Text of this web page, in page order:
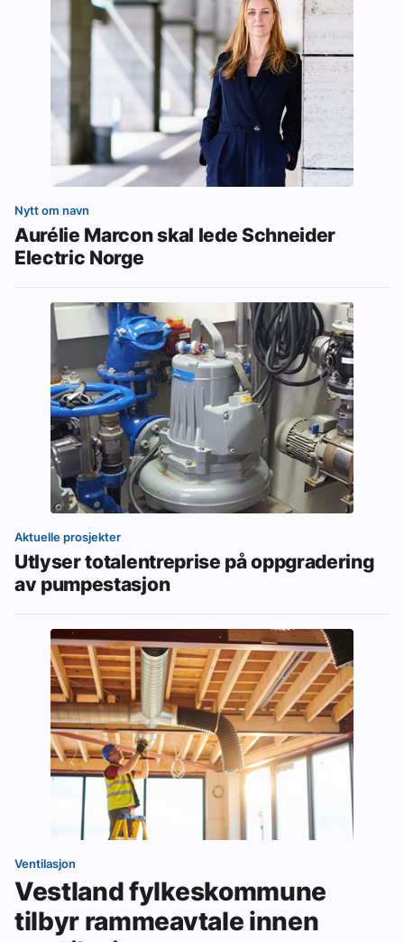
Nytt om navn
Aurélie Marcon skal lede Schneider
Electric Norge
Aktuelle prosjekter
Utlyser totalentreprise på oppgradering
av pumpestasjon
Ventilasjon
Vestland fylkeskommune
tilbyr rammeavtale innen